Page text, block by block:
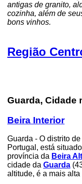
antigas de granito,
cozinha, além de
bons vinhos.
Região
Guarda, Cidade
Beira Interior
Guarda - O distrito de
Portugal, está
província da Beira
cidade da Guarda
altitude, é a mais